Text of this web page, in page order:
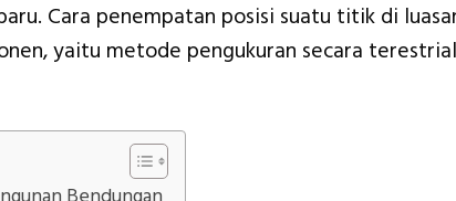
Cara penempatan posisi suatu titik di
yaitu metode pengukuran secara terestrial